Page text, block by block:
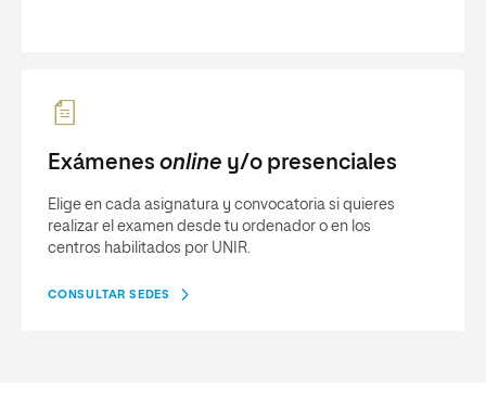
Exámenes online y/o presenciales
Elige en cada asignatura y convocatoria si quieres
realizar el examen desde tu ordenador o en los
centros habilitados por UNIR.
CONSULTAR SEDES